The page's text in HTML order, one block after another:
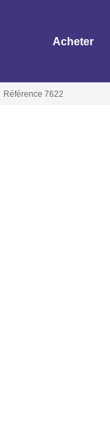
Acheter
Référence 7622